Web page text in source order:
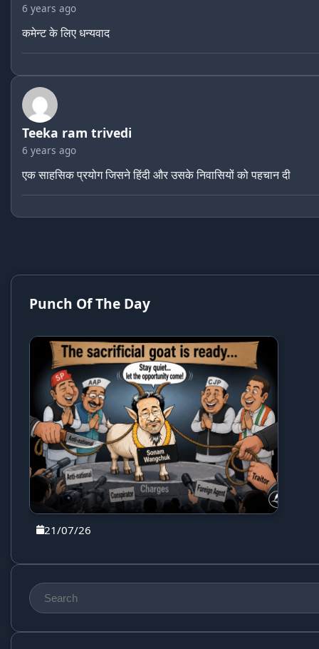
6 years ago
कमेन्ट के लिए धन्यवाद
Teeka ram trivedi
6 years ago
एक साहसिक प्रयोग जिसने हिंदी और उसके निवासियों को पहचान दी
Punch Of The Day
21/07/26